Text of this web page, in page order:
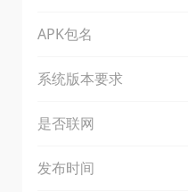
APK包名
系统版本要求
是否联网
发布时间